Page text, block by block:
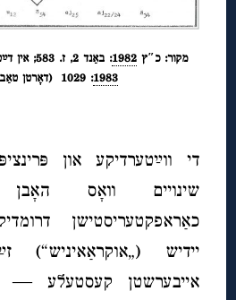
מקור: כ″ץ 1982: באַנד 2, ז. 583; אין דײַטשישער איבערזעצונג: כ″ץ
1983
: 1029 (דאָרטן
די ווײַטערדיקע און
שינויים וואָס
כאַראפקטעריסטישן
יידיש („אוקראַאיניש“)
אייבערשטן קעסטעלע —